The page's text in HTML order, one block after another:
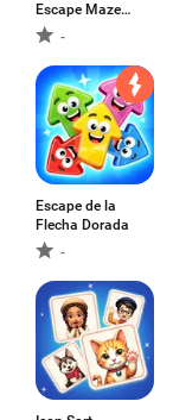
Escape Maze
Game-
Escape de la
Flecha Dorada
-